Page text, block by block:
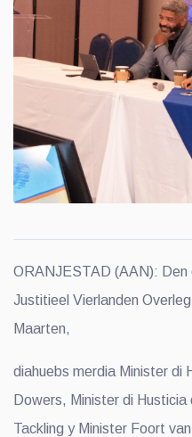
ORANJESTAD (AAN): Den
Justitieel Vierlanden
Maarten,
diahuebs merdia Minister di
Dowers, Minister di
Tackling y Minister Foort